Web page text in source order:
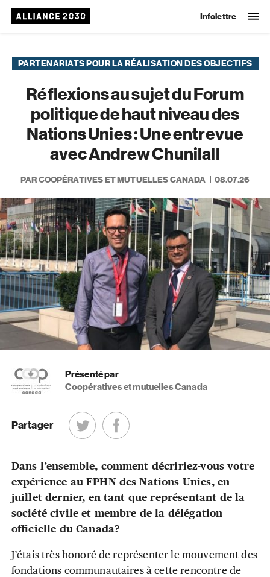
Infolettre
PARTENARIATS POUR LA RÉALISATION DES OBJECTIFS
Réflexions au sujet du Forum
politique de haut niveau des
Nations Unies : Une entrevue
avec Andrew Chunilall
PAR COOPÉRATIVES ET MUTUELLES CANADA 08.07.26
Présenté par
Coopératives et mutuelles Canada
Partager
Dans l’ensemble, comment décririez-vous votre
expérience au FPHN des Nations Unies, en
juillet dernier, en tant que représentant de la
société civile et membre de la délégation
officielle du Canada?
J’étais très honoré de représenter le mouvement des
fondations communautaires à cette rencontre de